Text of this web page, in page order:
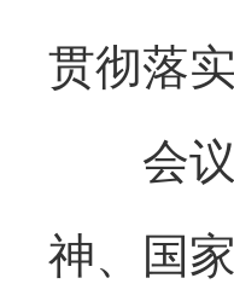
贯彻落
会议
神、国